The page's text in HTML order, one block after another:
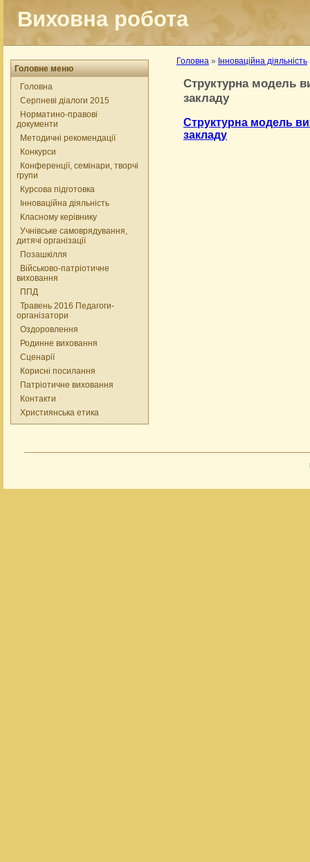
Виховна робота
Головне меню
Головна
Серпневі діалоги 2015
Норматино-правові
документи
Методичні рекомендації
Конкурси
Конференції, семінари, творчі
групи
Курсова підготовка
Інноваційна діяльність
Класному керівнику
Учнівське самоврядування,
дитячі організації
Позашкілля
Військово-патріотичне
виховання
ППД
Травень 2016 Педагоги-
організатори
Оздоровлення
Родинне виховання
Сценарії
Корисні посилання
Патріотичне виховання
Контакти
Християнська етика
Головна » Інноваційна діяльність
Cтруктурна модель
закладу
Cтруктурна модель
закладу